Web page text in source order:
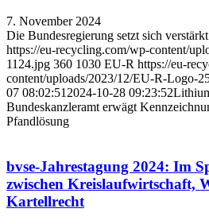
7. November 2024
Die Bundesregierung setzt sich
https://eu-recycling.com/wp-content/
1124.jpg 360 1030 EU-R https://eu-
content/uploads/2023/12/EU-R-Logo-
07 08:02:51 2024-10-28 09:23:52
Bundeskanzleramt erwägt
Pfandlösung
bvse-Jahrestagung 2024: Im
zwischen Kreislaufwirtschaft,
Kartellrecht